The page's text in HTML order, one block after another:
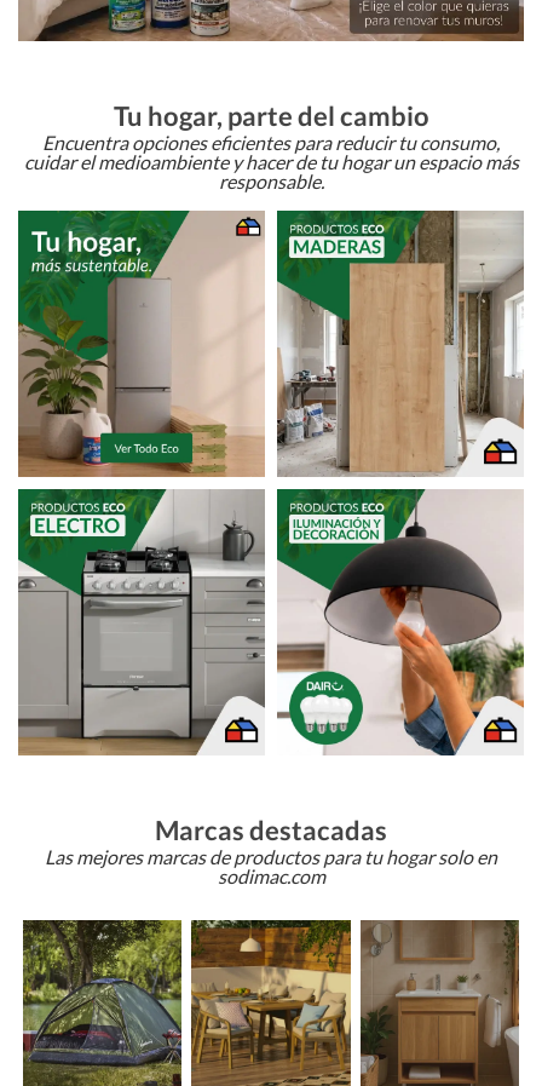
Tu hogar, parte del cambio
Encuentra opciones eficientes para reducir tu consumo,
cuidar el medioambiente y hacer de tu hogar un espacio más
responsable.
Marcas destacadas
Las mejores marcas de productos para tu hogar solo en
sodimac.com